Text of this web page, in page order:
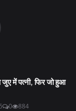
जुए में पत्नी, फिर जो हुआ
0 884